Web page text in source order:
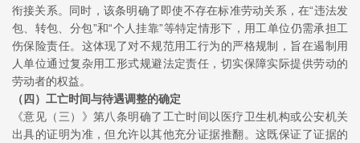
衔接关系。同时，该条明确了即使不存在标准劳动关系，在“违法发
包、转包、分包”和“个人挂靠”等特定情形下，用工单位仍需承担工
伤保险责任。这体现了对不规范用工行为的严格规制，旨在遏制用
人单位通过复杂用工形式规避法定责任，切实保障实际提供劳动的
劳动者的权益。
（四） 工亡时间与待遇调整的确定
《意见（三）》第八条明确了工亡时间以医疗卫生机构或公安机关
出具的证明为准，但允许以其他充分证据推翻。这既保证了证据的